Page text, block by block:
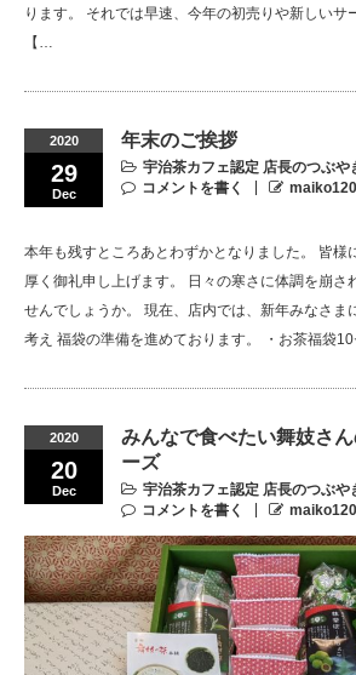
ります。 それでは早速、今年の初売りや新しいサ
【…
2020
29
Dec
年末のご挨拶
宇治茶カフェ認定 店長のつぶや
コメントを書く
本年も残すところあとわずかとなりました。 皆様
厚く御礼申し上げます。 日々の寒さに体調を崩さ
せんでしょうか。 現在、店内では、新年みなさま
考え 福袋の準備を進めております。 ・お茶福袋
2020
20
Dec
みんなで食べたい舞妓さ
ーズ
宇治茶カフェ認定 店長のつぶや
コメントを書く